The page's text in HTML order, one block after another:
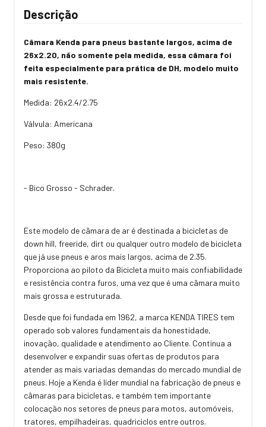
Descrição
Câmara Kenda para pneus bastante largos, acima de
26x2.20, não somente pela medida, essa câmara foi
feita especialmente para prática de DH, modelo muito
mais resistente.
Medida: 26x2.4/2.75
Válvula: Americana
Peso: 380g
- Bico Grosso - Schrader.
Este modelo de câmara de ar é destinada a bicicletas de
down hill, freeride, dirt ou qualquer outro modelo de bicicleta
que já use pneus e aros mais largos, acima de 2.35.
Proporciona ao piloto da Bicicleta muito mais confiabilidade
e resistência contra furos, uma vez que é uma câmara muito
mais grossa e estruturada.
Desde que foi fundada em 1962, a marca KENDA TIRES tem
operado sob valores fundamentais da honestidade,
inovação, qualidade e atendimento ao Cliente. Continua a
desenvolver e expandir suas ofertas de produtos para
atender as mais variadas demandas do mercado mundial de
pneus. Hoje a Kenda é líder mundial na fabricação de pneus e
câmaras para bicicletas, e também tem importante
colocação nos setores de pneus para motos, automóveis,
tratores, empilhadeiras, quadriciclos entre outros.